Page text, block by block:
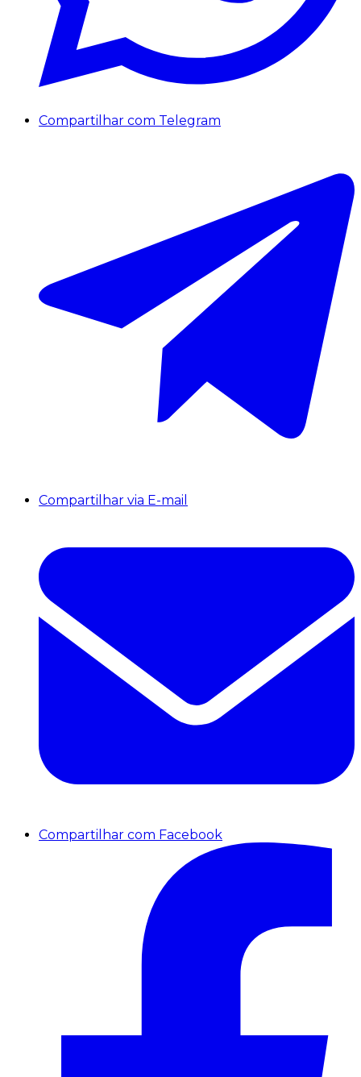
Compartilhar com Telegram
Compartilhar via E-mail
Compartilhar com Facebook